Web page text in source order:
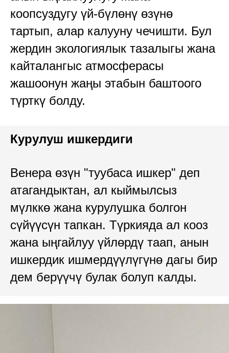
коопсуздугу үй-бүлөнү өзүнө
тартып, алар калууну чечишти. Бул
жердин экологиялык тазалыгы жана
кайталангыс атмосферасы
жашоонун жаңы этабын баштоого
түрткү болду.
Курулуш ишкердиги
Венера өзүн "туубаса ишкер" деп
атагандыктан, ал кыймылсыз
мүлккө жана курулушка болгон
сүйүүсүн тапкан. Түркияда ал кооз
жана ыңгайлуу үйлөрдү таап, анын
ишкердик ишмердүүлүгүнө дагы бир
дем берүүчү булак болуп калды.